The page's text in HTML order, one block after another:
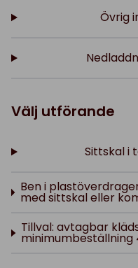
Övrig
Välj utförande
Sittskal i
Ben i
med sittskal eller
Tillval: avtagbar
minimumbeställning